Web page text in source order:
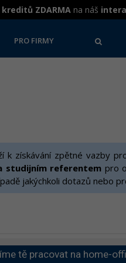
ZDARMA na náš
PRO FIRMY
získávání zpětné vazby
studijním referentem pro
jakýchkoli dotazů nebo
tě pracovat na home-